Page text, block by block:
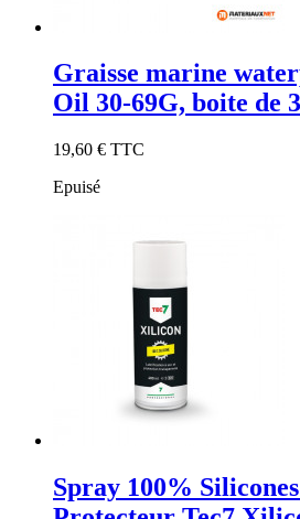
Graisse marine
Oil 30-69G, boite de
19,60 € TTC
Epuisé
Spray 100%